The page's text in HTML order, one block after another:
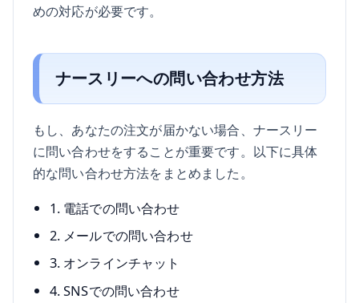
めの対応が必要です。
ナースリーへの問い合わせ方法
もし、あなたの注文が届かない場合、ナースリー
に問い合わせをすることが重要です。以下に具体
的な問い合わせ方法をまとめました。
1. 電話での問い合わせ
2. メールでの問い合わせ
3. オンラインチャット
4. SNSでの問い合わせ